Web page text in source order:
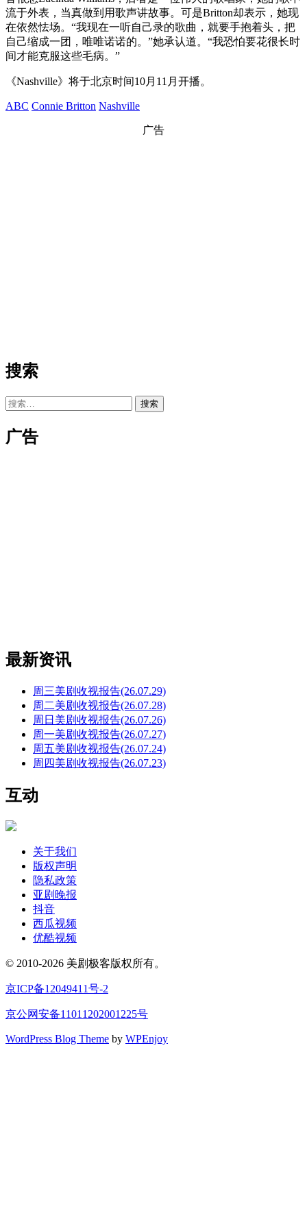
流于外表，当真做到用歌声讲故事。可是Britton却表示，她现
在依然怯场。“我现在一听自己录的歌曲，就要手抱着头，把
自己缩成一团，唯唯诺诺的。”她承认道。“我恐怕要花很长时
间才能克服这些毛病。”
《Nashville》将于北京时间10月11月开播。
ABC Connie Britton Nashville
广告
搜索
搜
广告
最新资讯
周三美剧收视报告(26.07.29)
周二美剧收视报告(26.07.28)
周日美剧收视报告(26.07.26)
周一美剧收视报告(26.07.27)
周五美剧收视报告(26.07.24)
周四美剧收视报告(26.07.23)
互动
关于我们
版权声明
隐私政策
亚剧晚报
抖音
西瓜视频
优酷视频
© 2010-2026 美剧极客版权所有。
京ICP备12049411号-2
京公网安备11011202001225号
WordPress Blog Theme by WPEnjoy